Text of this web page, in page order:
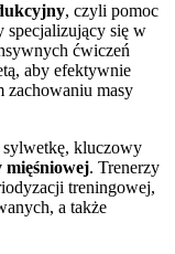
, czyli pomoc
specjalizujący się w
ćwiczeń
aby efektywnie
zachowaniu masy
sylwetkę, kluczowy
mięśniowej. Trenerzy
treningowej,
a także